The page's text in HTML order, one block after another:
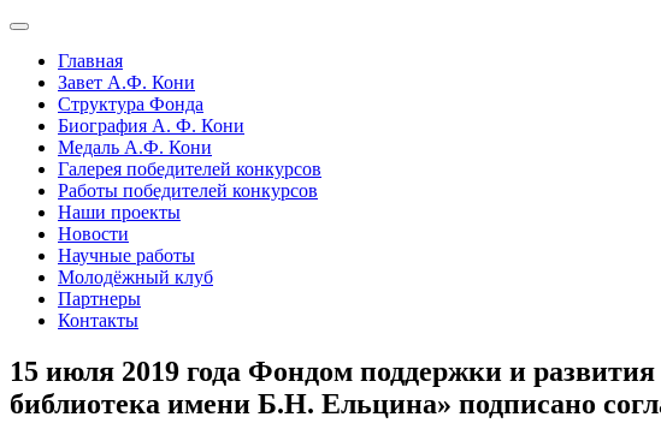
Главная
Завет А.Ф. Кони
Структура Фонда
Биография А. Ф. Кони
Медаль А.Ф. Кони
Галерея победителей конкурсов
Работы победителей конкурсов
Наши проекты
Новости
Научные работы
Молодёжный клуб
Партнеры
Контакты
15 июля 2019 года Фондом поддержки и
библиотека имени Б.Н. Ельцина» подписано